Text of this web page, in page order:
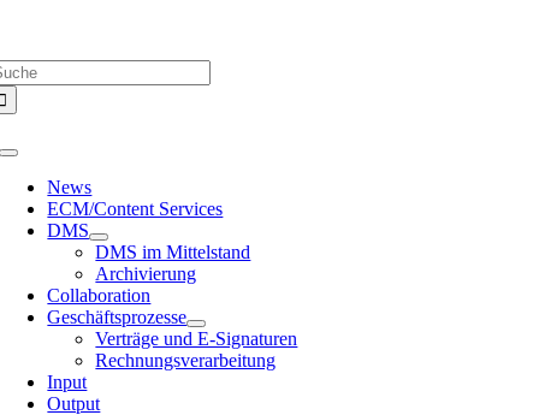
springen
Toggle
Navigation
News
ECM/Content Services
DMS
DMS im Mittelstand
Archivierung
Collaboration
Geschäftsprozesse
Verträge und E-Signaturen
Rechnungsverarbeitung
Input
Output